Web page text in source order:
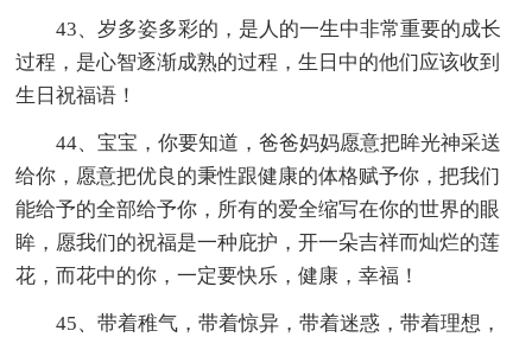
43、岁多姿多彩的，是人的一生中非常重要的成长
过程，是心智逐渐成熟的过程，生日中的他们应该收到
生日祝福语！
44、宝宝，你要知道，爸爸妈妈愿意把眸光神采送
给你，愿意把优良的秉性跟健康的体格赋予你，把我们
能给予的全部给予你，所有的爱全缩写在你的世界的眼
眸，愿我们的祝福是一种庇护，开一朵吉祥而灿烂的莲
花，而花中的你，一定要快乐，健康，幸福！
45、带着稚气，带着惊异，带着迷惑，带着理想，